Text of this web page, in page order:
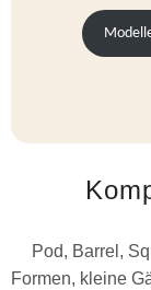
Pod, Barrel,
Formen, kleine